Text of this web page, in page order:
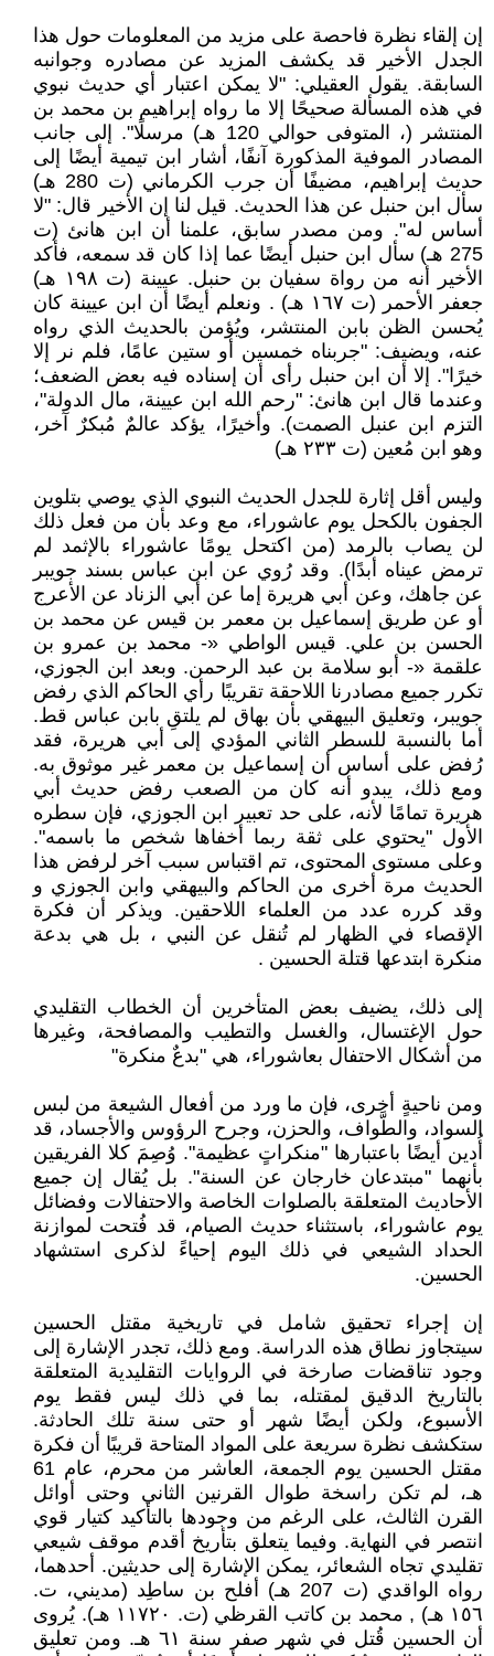
إن إلقاء نظرة فاحصة على مزيد من المعلومات حول هذا
الجدل الأخير قد يكشف المزيد عن مصادره وجوانبه
السابقة. يقول العقيلي: "لا يمكن اعتبار أي حديث نبوي
في هذه المسألة صحيحًا إلا ما رواه إبراهيم بن محمد بن
المنتشر (، المتوفى حوالي 120 هـ) مرسلًا". إلى جانب
المصادر الموفية المذكورة آنفًا، أشار ابن تيمية أيضًا إلى
حديث إبراهيم، مضيفًا أن جرب الكرماني (ت 280 هـ)
سأل ابن حنبل عن هذا الحديث. قيل لنا إن الأخير قال: "لا
أساس له". ومن مصدر سابق، علمنا أن ابن هانئ (ت
275 هـ) سأل ابن حنبل أيضًا عما إذا كان قد سمعه، فأكد
الأخير أنه من رواة سفيان بن حنبل. عيينة (ت ١٩٨ هـ)
جعفر الأحمر (ت ١٦٧ هـ) . ونعلم أيضًا أن ابن عيينة كان
يُحسن الظن بابن المنتشر، ويُؤمن بالحديث الذي رواه
عنه، ويضيف: "جربناه خمسين أو ستين عامًا، فلم نر إلا
خيرًا". إلا أن ابن حنبل رأى أن إسناده فيه بعض الضعف؛
وعندما قال ابن هانئ: "رحم الله ابن عيينة، مال الدولة"،
التزم ابن عنبل الصمت). وأخيرًا، يؤكد عالمٌ مُبكرٌ آخر،
وهو ابن مُعين (ت ٢٣٣ هـ)
وليس أقل إثارة للجدل الحديث النبوي الذي يوصي بتلوين
الجفون بالكحل يوم عاشوراء، مع وعد بأن من فعل ذلك
لن يصاب بالرمد (من اكتحل يومًا عاشوراء بالإثمد لم
ترمض عيناه أبدًا). ​​وقد رُوي عن ابن عباس بسند جويبر
عن جاهك، وعن أبي هريرة إما عن أبي الزناد عن الأعرج
أو عن طريق إسماعيل بن معمر بن قيس عن محمد بن
الحسن بن علي. قيس الواطي «- محمد بن عمرو بن
علقمة «- أبو سلامة بن عبد الرحمن. وبعد ابن الجوزي،
تكرر جميع مصادرنا اللاحقة تقريبًا رأي الحاكم الذي رفض
جويبر، وتعليق البيهقي بأن بهاق لم يلتقِ بابن عباس قط.
أما بالنسبة للسطر الثاني المؤدي إلى أبي هريرة، فقد
رُفض على أساس أن إسماعيل بن معمر غير موثوق به.
ومع ذلك، يبدو أنه كان من الصعب رفض حديث أبي
هريرة تمامًا لأنه، على حد تعبير ابن الجوزي، فإن سطره
الأول "يحتوي على ثقة ربما أخفاها شخص ما باسمه".
وعلى مستوى المحتوى، تم اقتباس سبب آخر لرفض هذا
الحديث مرة أخرى من الحاكم والبيهقي وابن الجوزي و
وقد كرره عدد من العلماء اللاحقين. ويذكر أن فكرة
الإقصاء في الظهار لم تُنقل عن النبي ، بل هي بدعة
منكرة ابتدعها قتلة الحسين .
إلى ذلك، يضيف بعض المتأخرين أن الخطاب التقليدي
حول الإغتسال، والغسل والتطيب والمصافحة، وغيرها
من أشكال الاحتفال بعاشوراء، هي "بدعٌ منكرة"
ومن ناحيةٍ أخرى، فإن ما ورد من أفعال الشيعة من لبس
السواد، والطَّواف، والحزن، وجرح الرؤوس والأجساد، قد
أُدين أيضًا باعتبارها "منكراتٍ عظيمة". وُصِمَ كلا الفريقين
بأنهما "مبتدعان خارجان عن السنة". بل يُقال إن جميع
الأحاديث المتعلقة بالصلوات الخاصة والاحتفالات وفضائل
يوم عاشوراء، باستثناء حديث الصيام، قد فُتحت لموازنة
الحداد الشيعي في ذلك اليوم إحياءً لذكرى استشهاد
الحسين.
إن إجراء تحقيق شامل في تاريخية مقتل الحسين
سيتجاوز نطاق هذه الدراسة. ومع ذلك، تجدر الإشارة إلى
وجود تناقضات صارخة في الروايات التقليدية المتعلقة
بالتاريخ الدقيق لمقتله، بما في ذلك ليس فقط يوم
الأسبوع، ولكن أيضًا شهر أو حتى سنة تلك الحادثة.
ستكشف نظرة سريعة على المواد المتاحة قريبًا أن فكرة
مقتل الحسين يوم الجمعة، العاشر من محرم، عام 61
هـ، لم تكن راسخة طوال القرنين الثاني وحتى أوائل
القرن الثالث، على الرغم من وجودها بالتأكيد كتيار قوي
انتصر في النهاية. وفيما يتعلق بتأريخ أقدم موقف شيعي
تقليدي تجاه الشعائر، يمكن الإشارة إلى حديثين. أحدهما،
رواه الواقدي (ت 207 هـ) أفلح بن ساطِد (مديني، ت.
١٥٦ هـ) , محمد بن كاتب القرظي (ت. ١١٧٢٠ هـ). يُروى
أن الحسين قُتل في شهر صفر سنة ٦١ هـ. ومن تعليق